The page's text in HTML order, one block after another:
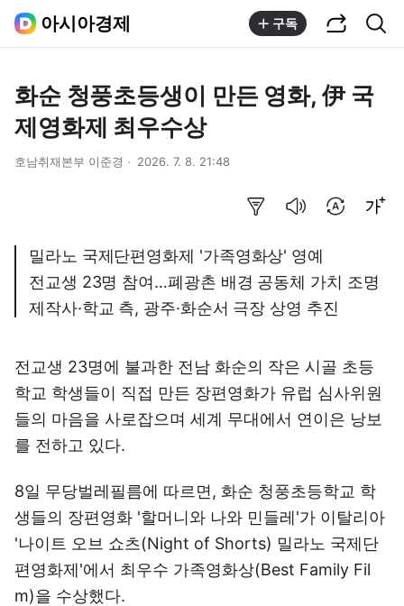
아시아경제 구독
화순 청풍초등생이 만든 영화, 伊 국
제영화제 최우수상
호남취재본부 이준경 2026. 7. 8. 21:48
밀라노 국제단편영화제 '가족영화상' 영예
전교생 23명 참여…폐광촌 배경 공동체 가치 조명
제작사·학교 측, 광주·화순서 극장 상영 추진
전교생 23명에 불과한 전남 화순의 작은 시골 초등
학교 학생들이 직접 만든 장편영화가 유럽 심사위원
들의 마음을 사로잡으며 세계 무대에서 연이은 낭보
를 전하고 있다.
8일 무당벌레필름에 따르면, 화순 청풍초등학교 학
생들의 장편영화 '할머니와 나와 민들레'가 이탈리아
'나이트 오브 쇼츠(Night of Shorts) 밀라노 국제단
편영화제'에서 최우수 가족영화상(Best Family Fil
m)을 수상했다.